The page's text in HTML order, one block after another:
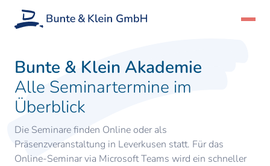
Bunte & Klein Akademie
Alle Seminartermine im
Überblick
Die Seminare finden Online oder als
Präsenzveranstaltung in Leverkusen statt. Für das
Online-Seminar via Microsoft Teams wird ein schneller